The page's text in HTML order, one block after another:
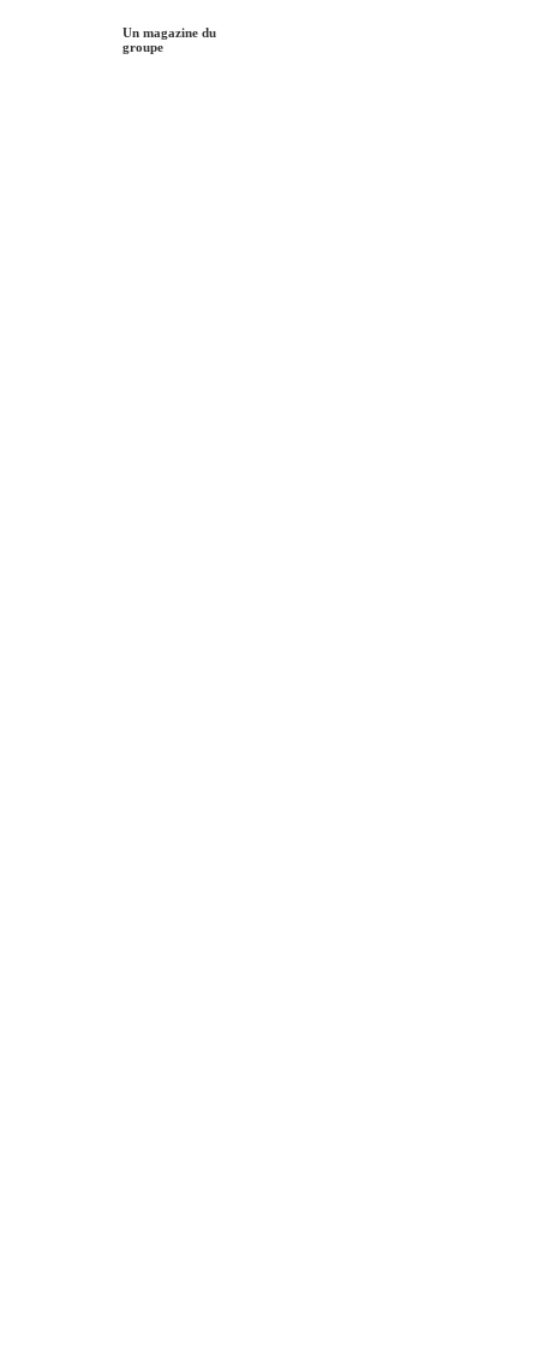
Un magazine du
groupe